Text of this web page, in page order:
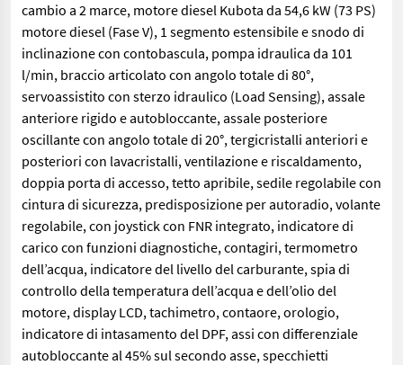
cambio a 2 marce, motore diesel Kubota da 54,6 kW (73 PS)
motore diesel (Fase V), 1 segmento estensibile e snodo di
inclinazione con contobascula, pompa idraulica da 101
l/min, braccio articolato con angolo totale di 80°,
servoassistito con sterzo idraulico (Load Sensing), assale
anteriore rigido e autobloccante, assale posteriore
oscillante con angolo totale di 20°, tergicristalli anteriori e
posteriori con lavacristalli, ventilazione e riscaldamento,
doppia porta di accesso, tetto apribile, sedile regolabile con
cintura di sicurezza, predisposizione per autoradio, volante
regolabile, con joystick con FNR integrato, indicatore di
carico con funzioni diagnostiche, contagiri, termometro
dell’acqua, indicatore del livello del carburante, spia di
controllo della temperatura dell’acqua e dell’olio del
motore, display LCD, tachimetro, contaore, orologio,
indicatore di intasamento del DPF, assi con differenziale
autobloccante al 45% sul secondo asse, specchietti